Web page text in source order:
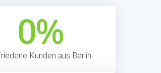
Kunden aus Berlin
0%